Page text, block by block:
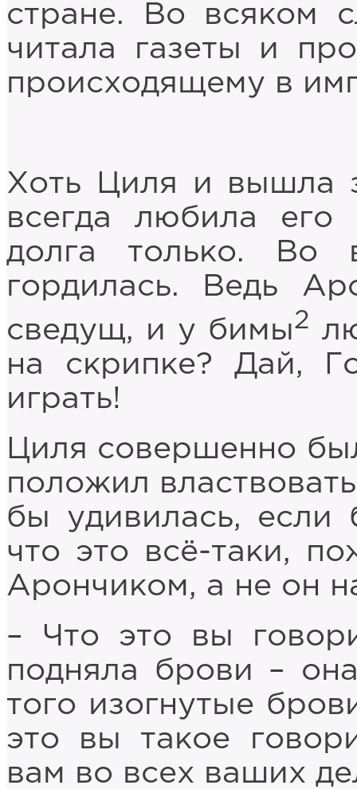
стране. Во всяком
читала газеты и
происходящему в
Хоть Циля и вышла
всегда любила
долга только. Во
гордилась. Ведь
сведущ, и у бимы2
на скрипке? Дай,
играть!
Циля совершенно
положил
бы удивилась, если
что это всё-таки,
Арончиком, а не он
– Что это вы
подняла брови –
того изогнутые
это вы такое
вам во всех ваших